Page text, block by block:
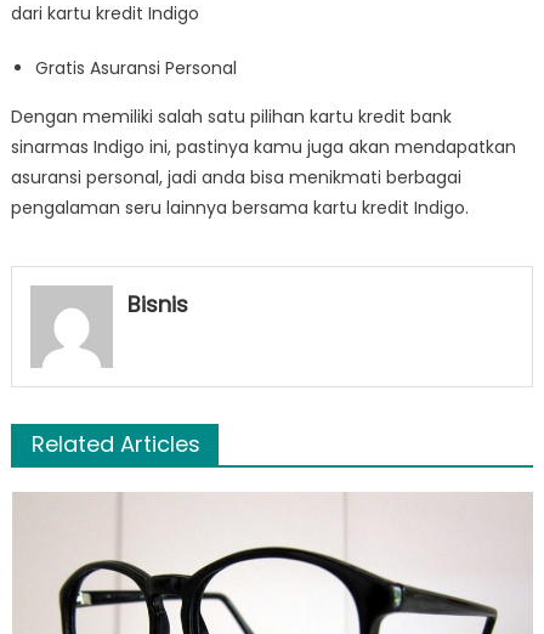
dari kartu kredit Indigo
Gratis Asuransi Personal
Dengan memiliki salah satu pilihan kartu kredit bank
sinarmas Indigo ini, pastinya kamu juga akan mendapatkan
asuransi personal, jadi anda bisa menikmati berbagai
pengalaman seru lainnya bersama kartu kredit Indigo.
Bisnis
Related Articles